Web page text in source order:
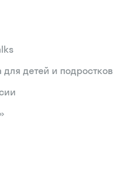
детей и подростков